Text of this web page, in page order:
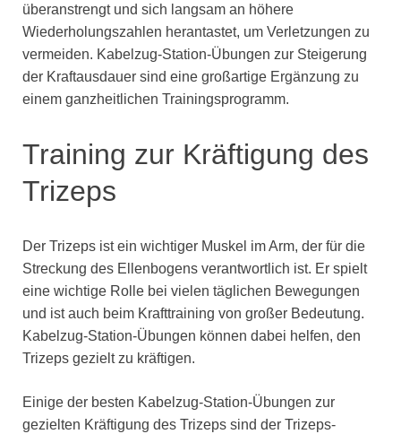
überanstrengt und sich langsam an höhere
Wiederholungszahlen herantastet, um Verletzungen zu
vermeiden. Kabelzug-Station-Übungen zur Steigerung
der Kraftausdauer sind eine großartige Ergänzung zu
einem ganzheitlichen Trainingsprogramm.
Training zur Kräftigung des
Trizeps
Der Trizeps ist ein wichtiger Muskel im Arm, der für die
Streckung des Ellenbogens verantwortlich ist. Er spielt
eine wichtige Rolle bei vielen täglichen Bewegungen
und ist auch beim Krafttraining von großer Bedeutung.
Kabelzug-Station-Übungen können dabei helfen, den
Trizeps gezielt zu kräftigen.
Einige der besten Kabelzug-Station-Übungen zur
gezielten Kräftigung des Trizeps sind der Trizeps-